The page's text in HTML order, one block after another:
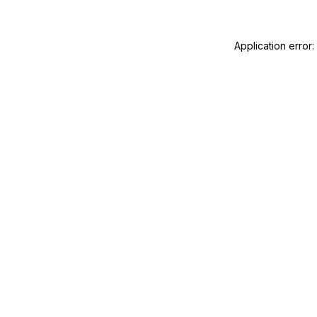
Application